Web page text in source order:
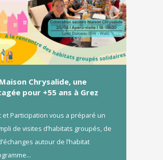
Chrysalide, une
pour +55 ans à Grez
et Participation vous a préparé un
de visites d’habitats groupés, de
autour de l’habitat